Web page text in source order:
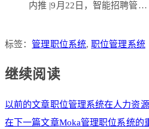
内推 |9月22日，智能招聘管…
标签：管理职位系统,职位管理系统
继续阅读
以前的文章职位管理系统在人力资
在下一篇文章Moka管理职位系统的